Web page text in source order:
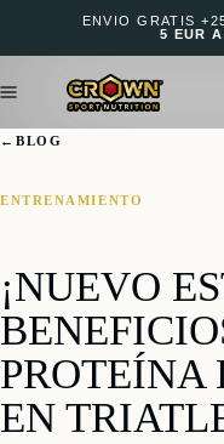
ENVÍO GRATIS
5 EUR
← BLOG
ENTRENAMIENTO
¡NUEVO
PROTEÍNA
EN